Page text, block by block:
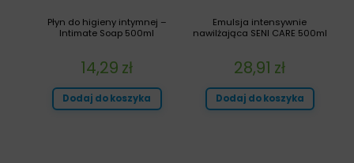
Emulsja intensywnie
nawilżająca SENI CARE 500ml
28,91 zł
Dodaj do koszyka
Płyn do higieny intymnej –
Intimate Soap 500ml
14,29 zł
Dodaj do koszyka